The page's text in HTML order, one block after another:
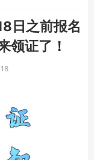
日之前报名
领证了！